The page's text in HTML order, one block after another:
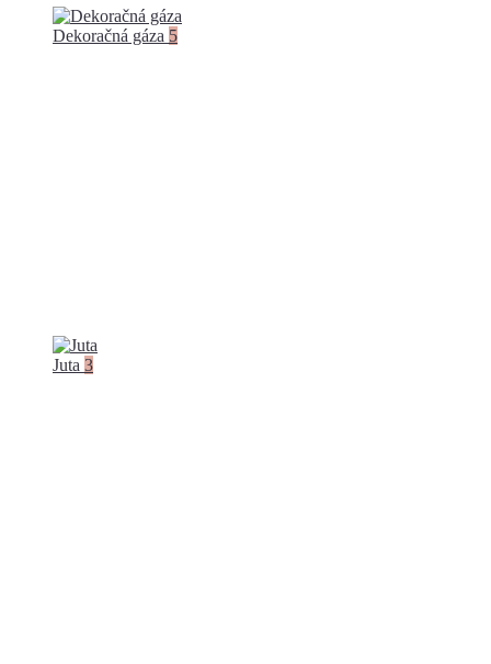
Dekoračná gáza 5
Juta 3